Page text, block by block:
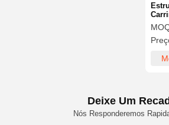
Deixe Um
Nós Responderemos